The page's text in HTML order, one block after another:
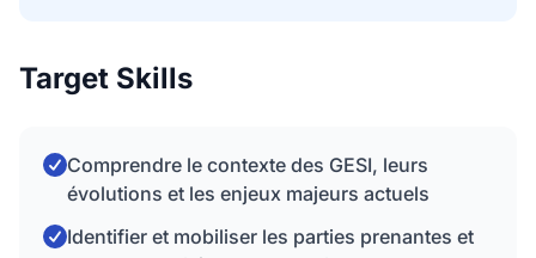
Target Skills
Comprendre le contexte des GESI, leurs
évolutions et les enjeux majeurs actuels
Identifier et mobiliser les parties prenantes et